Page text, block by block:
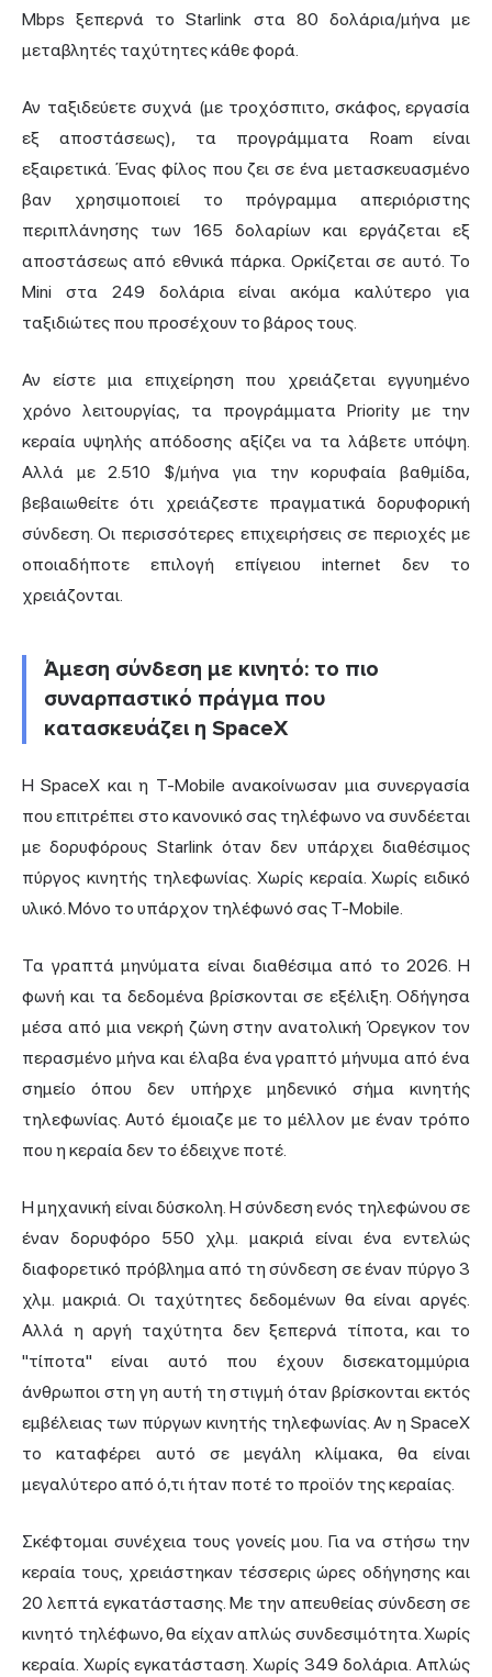
Mbps ξεπερνά το Starlink στα 80 δολάρια/μήνα με
μεταβλητές ταχύτητες κάθε φορά.
Αν ταξιδεύετε συχνά (με τροχόσπιτο, σκάφος, εργασία
εξ αποστάσεως), τα προγράμματα Roam είναι
εξαιρετικά. Ένας φίλος που ζει σε ένα μετασκευασμένο
βαν χρησιμοποιεί το πρόγραμμα απεριόριστης
περιπλάνησης των 165 δολαρίων και εργάζεται εξ
αποστάσεως από εθνικά πάρκα. Ορκίζεται σε αυτό. Το
Mini στα 249 δολάρια είναι ακόμα καλύτερο για
ταξιδιώτες που προσέχουν το βάρος τους.
Αν είστε μια επιχείρηση που χρειάζεται εγγυημένο
χρόνο λειτουργίας, τα προγράμματα Priority με την
κεραία υψηλής απόδοσης αξίζει να τα λάβετε υπόψη.
Αλλά με 2.510 $/μήνα για την κορυφαία βαθμίδα,
βεβαιωθείτε ότι χρειάζεστε πραγματικά δορυφορική
σύνδεση. Οι περισσότερες επιχειρήσεις σε περιοχές με
οποιαδήποτε επιλογή επίγειου internet δεν το
χρειάζονται.
Άμεση σύνδεση με κινητό: το πιο
συναρπαστικό πράγμα που
κατασκευάζει η SpaceX
Η SpaceX και η T-Mobile ανακοίνωσαν μια συνεργασία
που επιτρέπει στο κανονικό σας τηλέφωνο να συνδέεται
με δορυφόρους Starlink όταν δεν υπάρχει διαθέσιμος
πύργος κινητής τηλεφωνίας. Χωρίς κεραία. Χωρίς ειδικό
υλικό. Μόνο το υπάρχον τηλέφωνό σας T-Mobile.
Τα γραπτά μηνύματα είναι διαθέσιμα από το 2026. Η
φωνή και τα δεδομένα βρίσκονται σε εξέλιξη. Οδήγησα
μέσα από μια νεκρή ζώνη στην ανατολική Όρεγκον τον
περασμένο μήνα και έλαβα ένα γραπτό μήνυμα από ένα
σημείο όπου δεν υπήρχε μηδενικό σήμα κινητής
τηλεφωνίας. Αυτό έμοιαζε με το μέλλον με έναν τρόπο
που η κεραία δεν το έδειχνε ποτέ.
Η μηχανική είναι δύσκολη. Η σύνδεση ενός τηλεφώνου σε
έναν δορυφόρο 550 χλμ. μακριά είναι ένα εντελώς
διαφορετικό πρόβλημα από τη σύνδεση σε έναν πύργο 3
χλμ. μακριά. Οι ταχύτητες δεδομένων θα είναι αργές.
Αλλά η αργή ταχύτητα δεν ξεπερνά τίποτα, και το
"τίποτα" είναι αυτό που έχουν δισεκατομμύρια
άνθρωποι στη γη αυτή τη στιγμή όταν βρίσκονται εκτός
εμβέλειας των πύργων κινητής τηλεφωνίας. Αν η SpaceX
το καταφέρει αυτό σε μεγάλη κλίμακα, θα είναι
μεγαλύτερο από ό,τι ήταν ποτέ το προϊόν της κεραίας.
Σκέφτομαι συνέχεια τους γονείς μου. Για να στήσω την
κεραία τους, χρειάστηκαν τέσσερις ώρες οδήγησης και
20 λεπτά εγκατάστασης. Με την απευθείας σύνδεση σε
κινητό τηλέφωνο, θα είχαν απλώς συνδεσιμότητα. Χωρίς
κεραία. Χωρίς εγκατάσταση. Χωρίς 349 δολάρια. Απλώς